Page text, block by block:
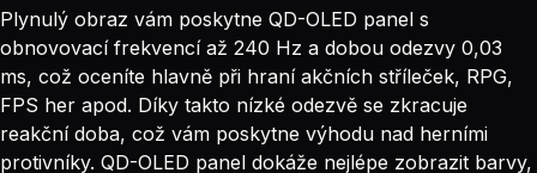
Plynulý obraz vám poskytne QD-OLED panel s
obnovovací frekvencí až 240 Hz a dobou odezvy 0,03
ms, což oceníte hlavně při hraní akčních stříleček, RPG,
FPS her apod. Díky takto nízké odezvě se zkracuje
reakční doba, což vám poskytne výhodu nad herními
protivníky. QD-OLED panel dokáže nejlépe zobrazit barvy,